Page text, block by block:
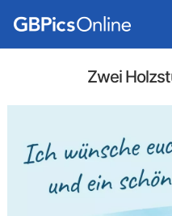
Zwei